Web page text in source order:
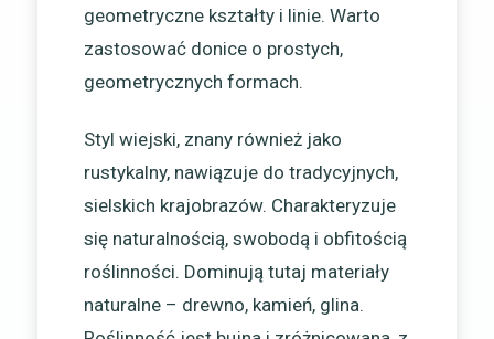
geometryczne kształty i linie. Warto
zastosować donice o prostych,
geometrycznych formach.
Styl wiejski, znany również jako
rustykalny, nawiązuje do tradycyjnych,
sielskich krajobrazów. Charakteryzuje
się naturalnością, swobodą i obfitością
roślinności. Dominują tutaj materiały
naturalne – drewno, kamień, glina.